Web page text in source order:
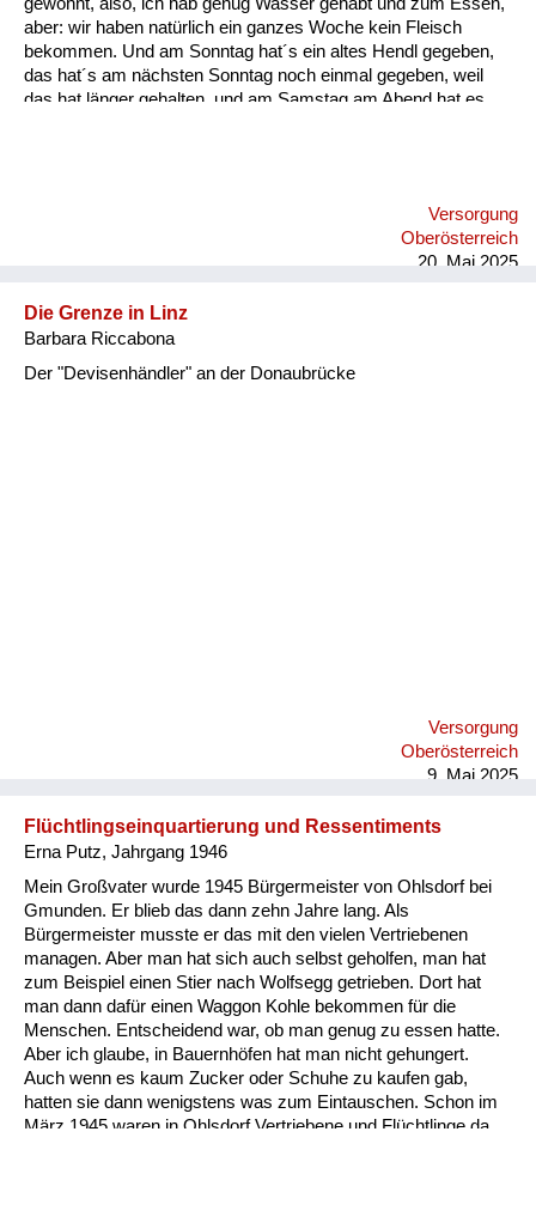
aber: wir haben natürlich ein ganzes Woche kein Fleisch
bekommen. Und am Sonntag hat´s ein altes Hendl gegeben,
das hat´s am nächsten Sonntag noch einmal gegeben, weil
das hat länger gehalten, und am Samstag am Abend hat es
Bub mit der Zunge allweil die Braunschweiger Radln vor mich
hingeschoben hab übers Brot, und ganz zum Schluss, wenn
Versorgung
Oberösterreich
20. Mai 2025
Die Grenze in Linz
Barbara Riccabona
Der "Devisenhändler" an der Donaubrücke
Versorgung
Oberösterreich
9. Mai 2025
Flüchtlingseinquartierung und Ressentiments
Erna Putz, Jahrgang 1946
Mein Großvater wurde 1945 Bürgermeister von Ohlsdorf bei
Gmunden. Er blieb das dann zehn Jahre lang. Als
Bürgermeister musste er das mit den vielen Vertriebenen
managen. Aber man hat sich auch selbst geholfen, man hat
zum Beispiel einen Stier nach Wolfsegg getrieben. Dort hat
man dann dafür einen Waggon Kohle bekommen für die
Menschen. Entscheidend war, ob man genug zu essen hatte.
Aber ich glaube, in Bauernhöfen hat man nicht gehungert.
Auch wenn es kaum Zucker oder Schuhe zu kaufen gab,
hatten sie dann wenigstens was zum Eintauschen. Schon im
März 1945 waren in Ohlsdorf Vertriebene und Flüchtlinge da.